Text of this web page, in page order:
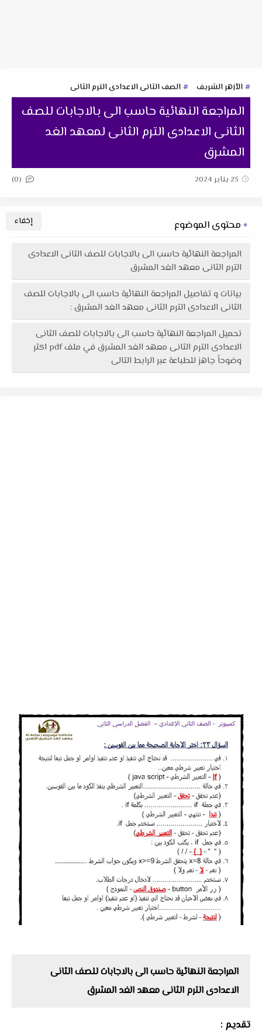
الأزهر الشريف الصف الثانى الاعدادى الترم الثانى
المراجعة النهائية حاسب الى بالاجابات للصف
الثانى الاعدادى الترم الثانى لمعهد الغد
المشرق
23 يناير 2024 (0)
محتوى الموضوع
المراجعة النهائية حاسب الى بالاجابات للصف الثانى الاعدادى
الترم الثانى معهد الغد المشرق
بيانات و تفاصيل المراجعة النهائية حاسب الى بالاجابات للصف
الثانى الاعدادى الترم الثانى معهد الغد المشرق :
تحميل المراجعة النهائية حاسب الى بالاجابات للصف الثانى
الاعدادى الترم الثانى معهد الغد المشرق في ملف pdf اكثر
وضوحاً جاهز للطباعة عبر الرابط التالى
المراجعة النهائية حاسب الى بالاجابات للصف الثانى
الاعدادى الترم الثانى معهد الغد المشرق
تقديم :